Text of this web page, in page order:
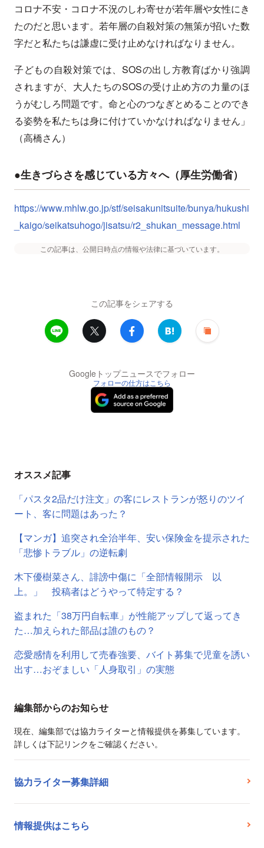
コロナ不安・コロナ不況のしわ寄せが若年層や女性にき
たのだと思います。若年層の自殺対策の無策が招いた数
字だと私たちは謙虚に受け止めなければなりません。
子どもの自殺対策では、SOSの出し方教育ばかり強調
されますが、大人たちのSOSの受け止め方の力量のほ
うがむしろ問題です。命と心のつなぎとめることのでき
る姿勢を私たちは身に付けていかなければなりません」
（高橋さん）
●生きづらさを感じている方々へ（厚生労働省）
https://www.mhlw.go.jp/stf/seisakunitsuite/bunya/hukushi
_kaigo/seikatsuhogo/jisatsu/r2_shukan_message.html
この記事は、公開日時点の情報や法律に基づいています。
この記事をシェアする
Googleトップニュースでフォロー
フォローの仕方はこちら
オススメ記事
「パスタ2品だけ注文」の客にレストランが怒りのツイ
ート、客に問題はあった？
【マンガ】追突され全治半年、安い保険金を提示された
「悲惨トラブル」の逆転劇
木下優樹菜さん、誹謗中傷に「全部情報開示 以
上。」 投稿者はどうやって特定する？
盗まれた「38万円自転車」が性能アップして返ってき
た…加えられた部品は誰のもの？
恋愛感情を利用して売春強要、バイト募集で児童を誘い
出す…おぞましい「人身取引」の実態
編集部からのお知らせ
現在、編集部では協力ライターと情報提供を募集しています。
詳しくは下記リンクをご確認ください。
協力ライター募集詳細
情報提供はこちら